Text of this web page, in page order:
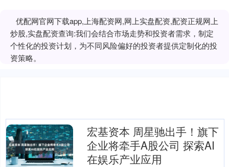
优配网官网下载app,上海配资网,网上实盘配资,配资正规网上
炒股,实盘配资查询:我们会结合市场走势和投资者需求，制定
个性化的投资计划，为不同风险偏好的投资者提供定制化的投
资策略。
宏基资本 周星驰出手！旗下
企业将牵手A股公司 探索AI
在娱乐产业应用